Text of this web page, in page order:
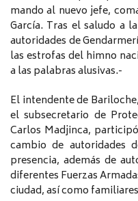
mando al nuevo jefe,
García. Tras el saludo a
autoridades de
las estrofas del himno
a las palabras alusivas.-
El intendente de
el subsecretario de
Carlos Madjinca,
cambio de autoridades
presencia, además de
diferentes Fuerzas
ciudad, así como